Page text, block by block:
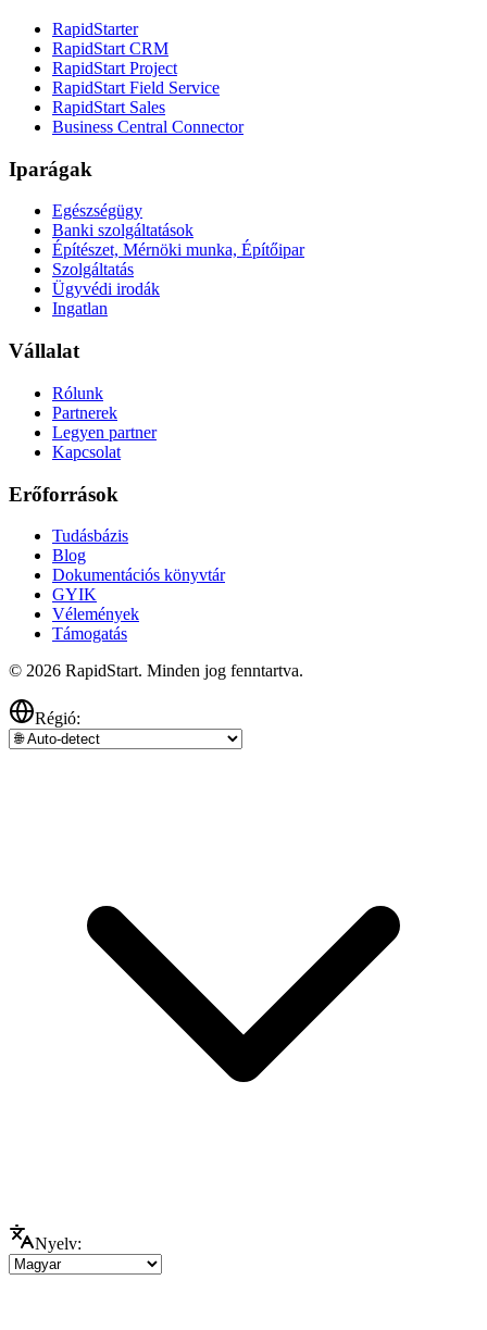
RapidStarter
RapidStart CRM
RapidStart Project
RapidStart Field Service
RapidStart Sales
Business Central Connector
Iparágak
Egészségügy
Banki szolgáltatások
Építészet, Mérnöki munka, Építőipar
Szolgáltatás
Ügyvédi irodák
Ingatlan
Vállalat
Rólunk
Partnerek
Legyen partner
Kapcsolat
Erőforrások
Tudásbázis
Blog
Dokumentációs könyvtár
GYIK
Vélemények
Támogatás
© 2026 RapidStart. Minden jog fenntartva.
Régió:
Nyelv: